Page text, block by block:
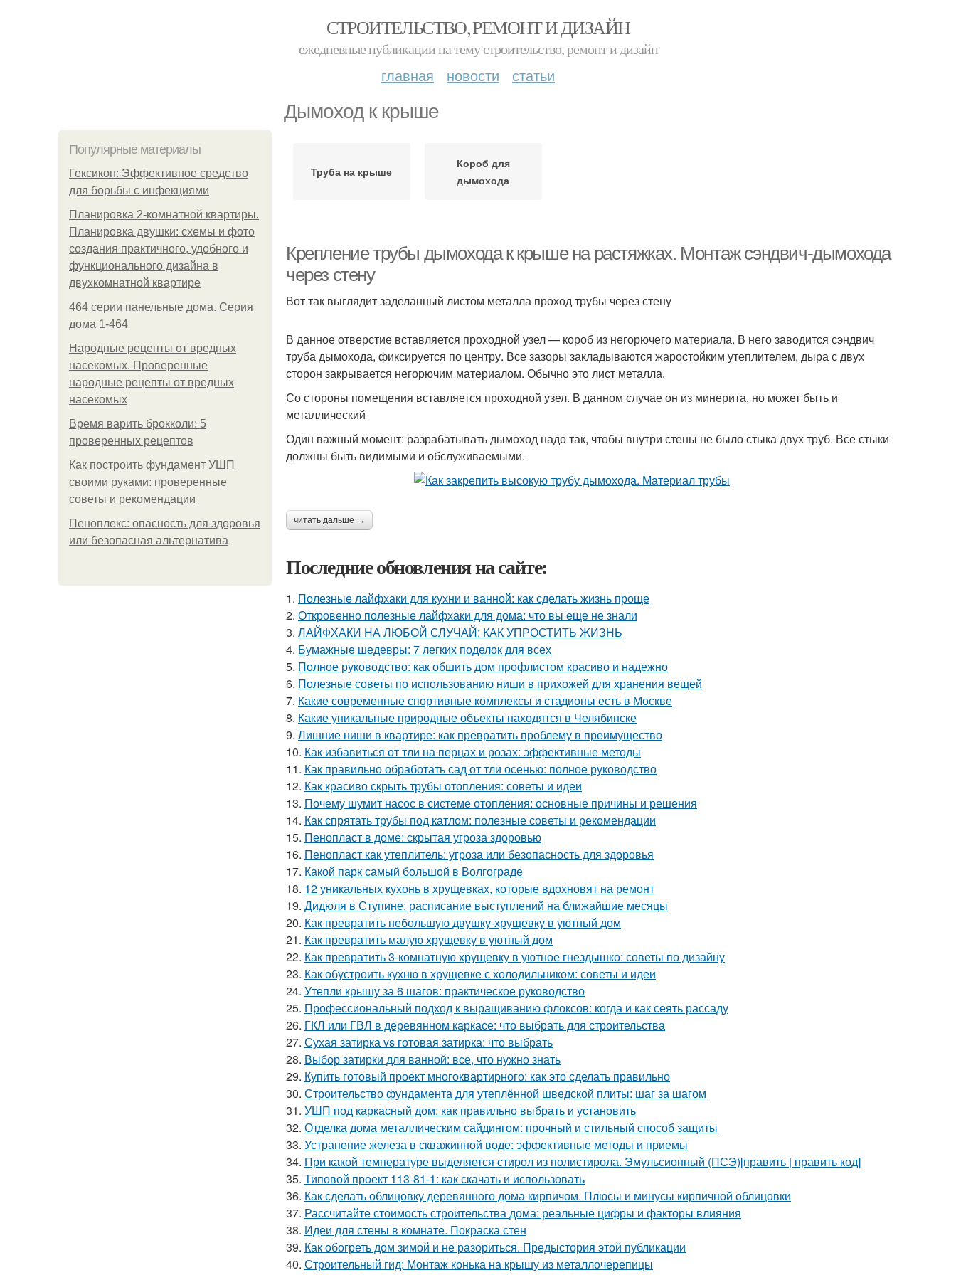
СТРОИТЕЛЬСТВО, РЕМОНТ И ДИЗАЙН
ежедневные публикации на тему строительство, ремонт и дизайн
главная новости статьи
Дымоход к крыше
Популярные материалы
Гексикон: Эффективное средство
для борьбы с инфекциями
Планировка 2-комнатной квартиры.
Планировка двушки: схемы и фото
создания практичного, удобного и
функционального дизайна в
двухкомнатной квартире
464 серии панельные дома. Серия
дома 1-464
Народные рецепты от вредных
насекомых. Проверенные
народные рецепты от вредных
насекомых
Время варить брокколи: 5
проверенных рецептов
Как построить фундамент УШП
своими руками: проверенные
советы и рекомендации
Пеноплекс: опасность для здоровья
или безопасная альтернатива
Труба на крыше
Короб для
дымохода
Крепление трубы дымохода к крыше на растяжках. Монтаж сэндвич-дымохода
через стену
Вот так выглядит заделанный листом металла проход трубы через стену
В данное отверстие вставляется проходной узел — короб из негорючего материала. В него заводится сэндвич
труба дымохода, фиксируется по центру. Все зазоры закладываются жаростойким утеплителем, дыра с двух
сторон закрывается негорючим материалом. Обычно это лист металла.
Со стороны помещения вставляется проходной узел. В данном случае он из минерита, но может быть и
металлический
Один важный момент: разрабатывать дымоход надо так, чтобы внутри стены не было стыка двух труб. Все стыки
должны быть видимыми и обслуживаемыми.
читать дальше →
Последние обновления на сайте:
1. Полезные лайфхаки для кухни и ванной: как сделать жизнь проще
2. Откровенно полезные лайфхаки для дома: что вы еще не знали
3. ЛАЙФХАКИ НА ЛЮБОЙ СЛУЧАЙ: КАК УПРОСТИТЬ ЖИЗНЬ
4. Бумажные шедевры: 7 легких поделок для всех
5. Полное руководство: как обшить дом профлистом красиво и надежно
6. Полезные советы по использованию ниши в прихожей для хранения вещей
7. Какие современные спортивные комплексы и стадионы есть в Москве
8. Какие уникальные природные объекты находятся в Челябинске
9. Лишние ниши в квартире: как превратить проблему в преимущество
10. Как избавиться от тли на перцах и розах: эффективные методы
11. Как правильно обработать сад от тли осенью: полное руководство
12. Как красиво скрыть трубы отопления: советы и идеи
13. Почему шумит насос в системе отопления: основные причины и решения
14. Как спрятать трубы под катлом: полезные советы и рекомендации
15. Пенопласт в доме: скрытая угроза здоровью
16. Пенопласт как утеплитель: угроза или безопасность для здоровья
17. Какой парк самый большой в Волгограде
18. 12 уникальных кухонь в хрущевках, которые вдохновят на ремонт
19. Дидюля в Ступине: расписание выступлений на ближайшие месяцы
20. Как превратить небольшую двушку-хрущевку в уютный дом
21. Как превратить малую хрущевку в уютный дом
22. Как превратить 3-комнатную хрущевку в уютное гнездышко: советы по дизайну
23. Как обустроить кухню в хрущевке с холодильником: советы и идеи
24. Утепли крышу за 6 шагов: практическое руководство
25. Профессиональный подход к выращиванию флоксов: когда и как сеять рассаду
26. ГКЛ или ГВЛ в деревянном каркасе: что выбрать для строительства
27. Сухая затирка vs готовая затирка: что выбрать
28. Выбор затирки для ванной: все, что нужно знать
29. Купить готовый проект многоквартирного: как это сделать правильно
30. Строительство фундамента для утеплённой шведской плиты: шаг за шагом
31. УШП под каркасный дом: как правильно выбрать и установить
32. Отделка дома металлическим сайдингом: прочный и стильный способ защиты
33. Устранение железа в скважинной воде: эффективные методы и приемы
34. При какой температуре выделяется стирол из полистирола. Эмульсионный (ПСЭ)[править | править код]
35. Типовой проект 113-81-1: как скачать и использовать
36. Как сделать облицовку деревянного дома кирпичом. Плюсы и минусы кирпичной облицовки
37. Рассчитайте стоимость строительства дома: реальные цифры и факторы влияния
38. Идеи для стены в комнате. Покраска стен
39. Как обогреть дом зимой и не разориться. Предыстория этой публикации
40. Строительный гид: Монтаж конька на крышу из металлочерепицы